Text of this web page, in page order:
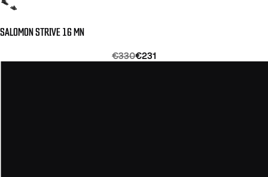
SALOMON STRIVE 16 MN
€330€231